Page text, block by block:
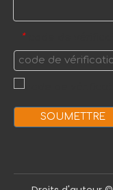
*
SOUMETTRE